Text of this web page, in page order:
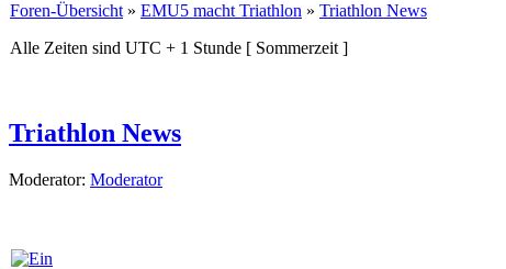
Foren-Übersicht » EMU5 macht Triathlon » Triathlon News
Alle Zeiten sind UTC + 1 Stunde [ Sommerzeit ]
Triathlon News
Moderator: Moderator